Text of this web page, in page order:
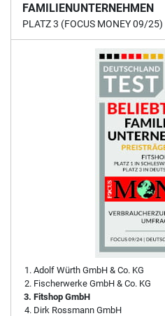
FAMILIENUNTERNEHMEN
PLATZ 3 (FOCUS MONEY 09/25)
Adolf Würth GmbH & Co. KG
Fischerwerke GmbH & Co. KG
Fitshop GmbH
Dirk Rossmann GmbH